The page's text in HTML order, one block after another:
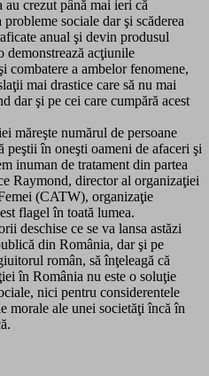
crezut până mai ieri că
sociale dar şi scăderea
anual şi devin produsul
demonstrează acţiunile
combatere a ambelor fenomene,
mai drastice care să nu mai
dar şi pe cei care cumpără acest
măreşte numărul de persoane
peştii în oneşti oameni de afaceri şi
inuman de tratament din partea
Raymond, director al organizaţiei
(CATW), organizaţie
flagel în toată lumea.
deschise ce se va lansa astăzi
din România, dar şi pe
român, să înţeleagă că
în România nu este o soluţie
nici pentru considerentele
morale ale unei societăţi încă în